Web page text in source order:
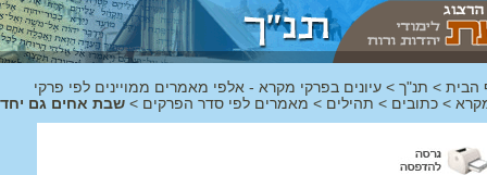
הבית > תנ"ך > עיונים בפרקי מקרא - אלפי מאמרים ממויינים לפי פרקי
> כתובים > תהילים > מאמרים לפי סדר הפרקים > שבת אחים גם יחד